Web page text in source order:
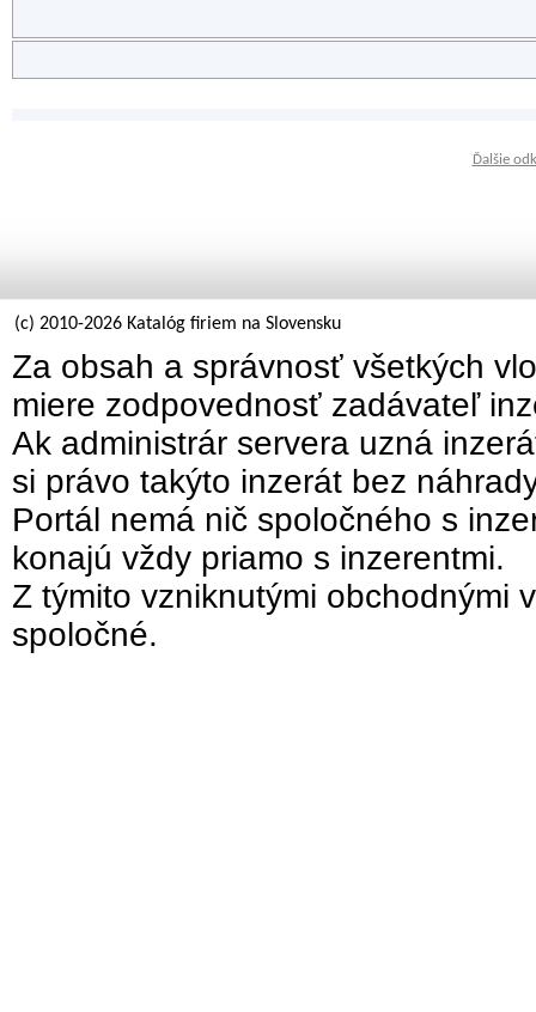
Ďalšie
(c) 2010-2026 Katalóg firiem na Slovensku
Za obsah a správnosť všetkých
miere zodpovednosť zadávateľ
Ak administrár servera uzná
si právo takýto inzerát bez
Portál nemá nič spoločného s
konajú vždy priamo s inzerentmi.
Z týmito vzniknutými obchodnými
spoločné.